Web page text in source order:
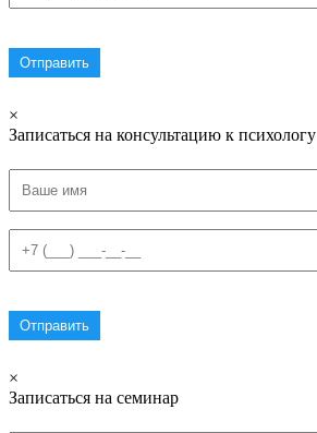
×
Записаться на консультацию к психологу
×
Записаться на семинар